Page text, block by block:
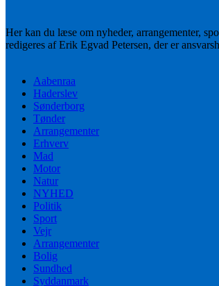
Her kan du læse om nyheder, arrangementer,
redigeres af Erik Egvad Petersen, der er
Aabenraa
Haderslev
Sønderborg
Tønder
Arrangementer
Erhverv
Mad
Motor
Natur
NYHED
Politik
Sport
Vejr
Arrangementer
Bolig
Sundhed
Syddanmark